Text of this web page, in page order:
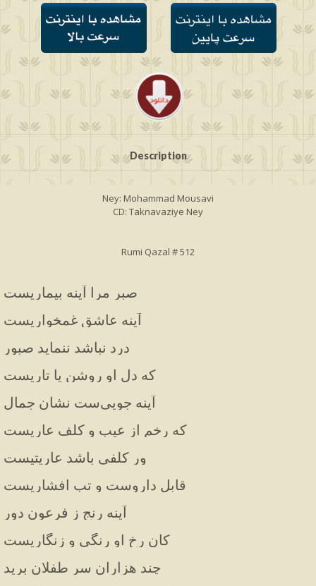
Description
Ney: Mohammad Mousavi
CD: Taknavaziye Ney
Rumi Qazal # 512
صبر مرا آینه بیماریست
آینه عاشق غمخواریست
درد نباشد ننماید صبور
که دل او روشن یا تاریست
آینه جویی‌ست نشان جمال
که رخم از عیب و کلف عاریست
ور کلفی باشد عاریتیست
قابل داروست و تب افشاریست
آینه رنج ز فرعون دور
کان رخ او رنگی و زنگاریست
چند هزاران سر طفلان برید